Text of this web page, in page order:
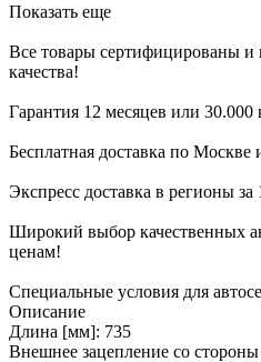
Показать еще
Все товары сертифицированы и
качества!
Гарантия 12 месяцев или
Бесплатная доставка по Москве
Экспресс доставка в регионы за
Широкий выбор качественных
ценам!
Специальные условия для
Описание
Длина [мм]: 735
Внешнее зацепление со стороны